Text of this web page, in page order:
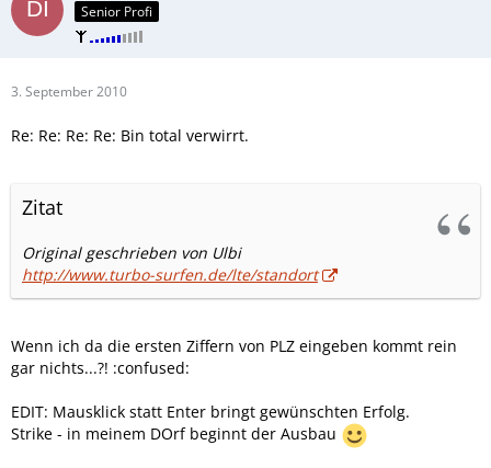
Senior Profi
3. September 2010
Re: Re: Re: Re: Bin total verwirrt.
Zitat
Original geschrieben von Ulbi
http://www.turbo-surfen.de/lte/standort
Wenn ich da die ersten Ziffern von PLZ eingeben kommt rein
gar nichts...?! :confused:
EDIT: Mausklick statt Enter bringt gewünschten Erfolg.
Strike - in meinem DOrf beginnt der Ausbau